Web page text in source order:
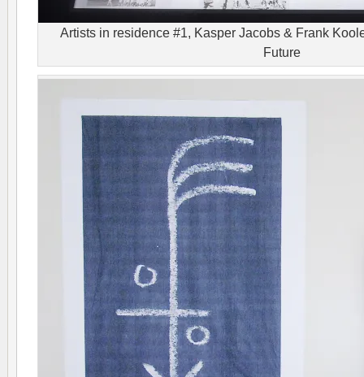
Artists in residence #1, Kasper Jacobs & Frank
Future